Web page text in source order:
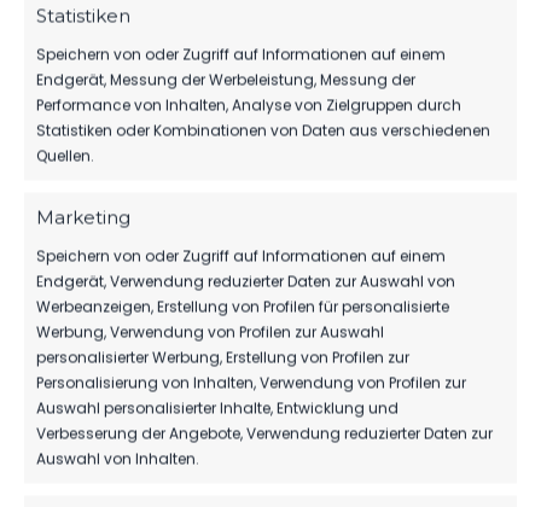
Statistiken
Speichern von oder Zugriff auf Informationen auf einem
Endgerät, Messung der Werbeleistung, Messung der
Performance von Inhalten, Analyse von Zielgruppen durch
Statistiken oder Kombinationen von Daten aus verschiedenen
Quellen.
Marketing
Speichern von oder Zugriff auf Informationen auf einem
Endgerät, Verwendung reduzierter Daten zur Auswahl von
Werbeanzeigen, Erstellung von Profilen für personalisierte
Werbung, Verwendung von Profilen zur Auswahl
personalisierter Werbung, Erstellung von Profilen zur
Personalisierung von Inhalten, Verwendung von Profilen zur
Auswahl personalisierter Inhalte, Entwicklung und
Verbesserung der Angebote, Verwendung reduzierter Daten zur
Auswahl von Inhalten.
Niklas Kaus), Sebastian Reiniger, Quentin Seidel,
Paul Krüger – Oluwaseunnia Eni-Owo Adekunle,
Leonard Koch, Kevin Owczarek (ab 67. Christian
Gawe), Richard Max Ohlow – Philipp Grüneberg
(ab 67. Efraim Koku Gakpeto), Irfan Brando
FSV 63 Luckenwalde: Nikolas Tix – Sofiene Rachid
Jannene, Marcel Hadel, Tobias Francisco – Luca
Dahlke (ab 59. Daniel Hefele), Lucas Vierling (ab
73. Pascal Borowski), Daniel Becker, Christian
Flath (ab 20. Steve Zizka), Clemens Koplin (ab 59.
Dennis Rothenstein), – Till Plumpe (ab 73.
Benjamin Nwatu), Simon Gollnack
SR: Hannes Ventzke (Rostock)